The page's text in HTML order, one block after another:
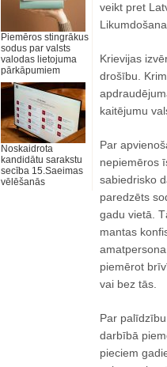
Piemēros stingrākus
sodus par valsts
valodas lietojuma
pārkāpumiem
Noskaidrota
kandidātu sarakstu
secība 15.Saeimas
vēlēšanās
veikt pret
Krievijas
drošību.
kaitējumu
Par
nepiemēros
sabiedrisko
paredzēts
gadu vietā.
mantas
piemērot
vai bez tās.
Par
darbībā
pieciem